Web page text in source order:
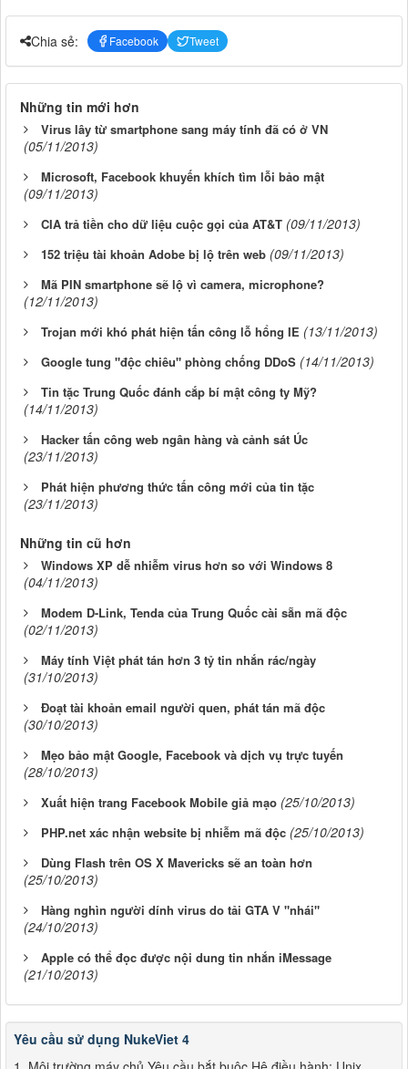
Chia sẻ: Facebook Tweet
Những tin mới hơn
Virus lây từ smartphone sang máy tính đã có ở VN
(05/11/2013)
Microsoft, Facebook khuyến khích tìm lỗi bảo mật
(09/11/2013)
CIA trả tiền cho dữ liệu cuộc gọi của AT&T (09/11/2013)
152 triệu tài khoản Adobe bị lộ trên web (09/11/2013)
Mã PIN smartphone sẽ lộ vì camera, microphone?
(12/11/2013)
Trojan mới khó phát hiện tấn công lỗ hổng IE (13/11/2013)
Google tung "độc chiêu" phòng chống DDoS (14/11/2013)
Tin tặc Trung Quốc đánh cắp bí mật công ty Mỹ?
(14/11/2013)
Hacker tấn công web ngân hàng và cảnh sát Úc
(23/11/2013)
Phát hiện phương thức tấn công mới của tin tặc
(23/11/2013)
Những tin cũ hơn
Windows XP dễ nhiễm virus hơn so với Windows 8
(04/11/2013)
Modem D-Link, Tenda của Trung Quốc cài sẵn mã độc
(02/11/2013)
Máy tính Việt phát tán hơn 3 tỷ tin nhắn rác/ngày
(31/10/2013)
Đoạt tài khoản email người quen, phát tán mã độc
(30/10/2013)
Mẹo bảo mật Google, Facebook và dịch vụ trực tuyến
(28/10/2013)
Xuất hiện trang Facebook Mobile giả mạo (25/10/2013)
PHP.net xác nhận website bị nhiễm mã độc (25/10/2013)
Dùng Flash trên OS X Mavericks sẽ an toàn hơn
(25/10/2013)
Hàng nghìn người dính virus do tải GTA V "nhái"
(24/10/2013)
Apple có thể đọc được nội dung tin nhắn iMessage
(21/10/2013)
Yêu cầu sử dụng NukeViet 4